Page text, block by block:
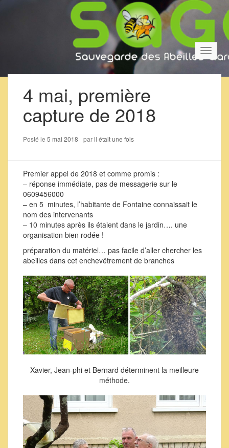
la
4 mai, première
capture de 2018
Posté le 5 mai 2018 paril était une fois
Premier appel de 2018 et comme promis :
– réponse immédiate, pas de messagerie sur le
0609456000
– en 5 minutes, l’habitante de Fontaine connaissait le
nom des intervenants
– 10 minutes après ils étaient dans le jardin…. une
organisation bien rodée !
préparation du matériel… pas facile d’aller chercher les
abeilles dans cet enchevêtrement de branches
Xavier, Jean-phi et Bernard déterminent la meilleure
méthode.